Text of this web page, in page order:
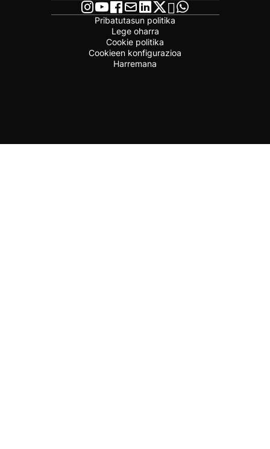
Pribatutasun politika
Lege oharra
Cookie politika
Cookieen konfigurazioa
Harremana